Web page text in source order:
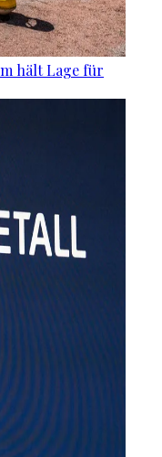
hält Lage für